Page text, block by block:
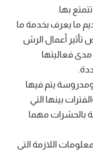
تتمتع بها.
ما يعرف بخدمة ما
تأثير أعمال الرش
فعاليتها
يتم فيها
بينها التي
بالحشرات مهما
اللازمة التي